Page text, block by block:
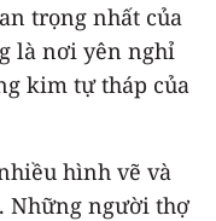
trọng nhất của
là nơi yên nghỉ
kim tự tháp của
hình vẽ và
Những người thợ